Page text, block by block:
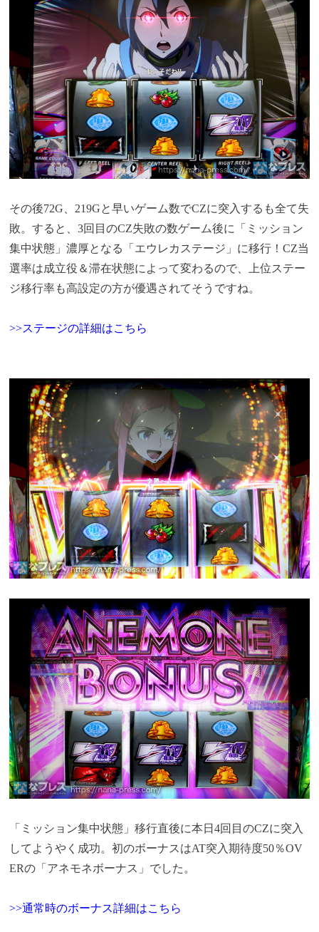
その後72G、219Gと早いゲーム数でCZに突入するも全て失
敗。すると、3回目のCZ失敗の数ゲーム後に「ミッション
集中状態」濃厚となる「エウレカステージ」に移行！CZ当
選率は成立役＆滞在状態によって変わるので、上位ステー
ジ移行率も高設定の方が優遇されてそうですね。
>>ステージの詳細はこちら
「ミッション集中状態」移行直後に本日4回目のCZに突入
してようやく成功。初のボーナスはAT突入期待度50％OV
ERの「アネモネボーナス」でした。
>>通常時のボーナス詳細はこちら